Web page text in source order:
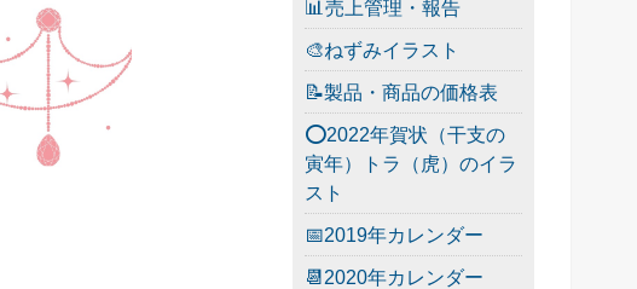
📊売上管理・報告
🎨ねずみイラスト
📝製品・商品の価格表
⭕2022年賀状（干支の
寅年）トラ（虎）のイラ
スト
📅2019年カレンダー
📆2020年カレンダー